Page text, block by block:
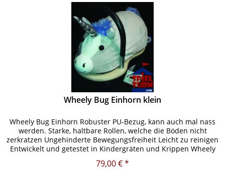
Wheely Bug Einhorn klein
Wheely Bug Einhorn Robuster PU-Bezug, kann auch mal nass
werden. Starke, haltbare Rollen, welche die Böden nicht
zerkratzen Ungehinderte Bewegungsfreiheit Leicht zu reinigen
Entwickelt und getestet in Kindergräten und Krippen Wheely
79,00 € *